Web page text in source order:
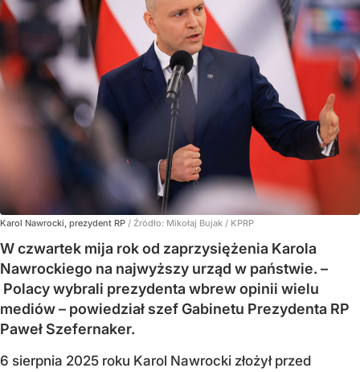
Karol Nawrocki, prezydent RP / Źródło: Mikołaj Bujak / KPRP
W czwartek mija rok od zaprzysiężenia Karola
Nawrockiego na najwyższy urząd w państwie. –
Polacy wybrali prezydenta wbrew opinii wielu
mediów – powiedział szef Gabinetu Prezydenta RP
Paweł Szefernaker.
6 sierpnia 2025 roku Karol Nawrocki złożył przed